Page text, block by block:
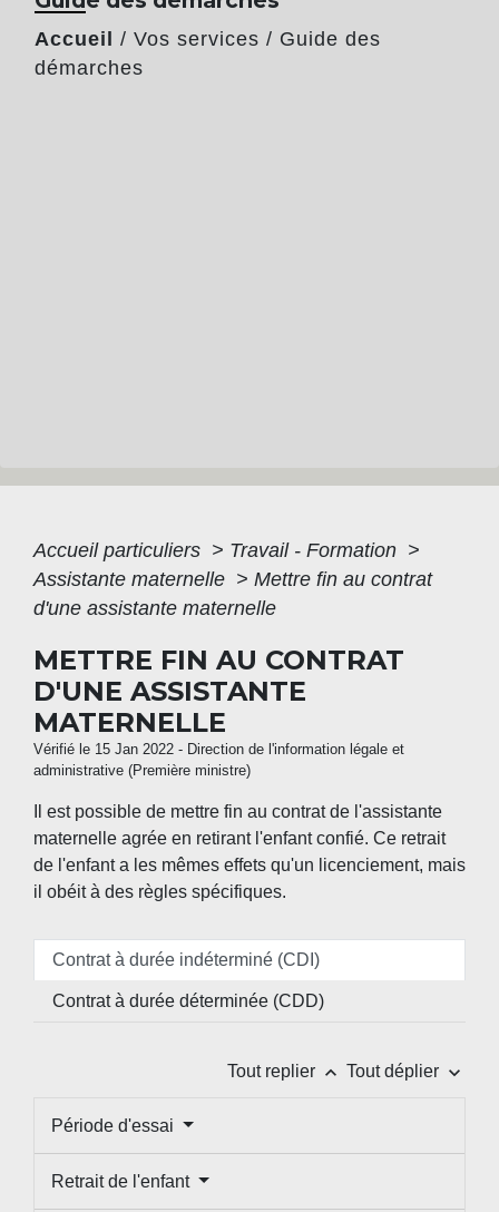
Accueil / Vos services / Guide des
démarches
Accueil particuliers > Travail - Formation >
Assistante maternelle > Mettre fin au contrat
d'une assistante maternelle
METTRE FIN AU CONTRAT
D'UNE ASSISTANTE
MATERNELLE
Vérifié le 15 Jan 2022 - Direction de l'information légale et
administrative (Première ministre)
Il est possible de mettre fin au contrat de l'assistante
maternelle agrée en retirant l'enfant confié. Ce retrait
de l'enfant a les mêmes effets qu'un licenciement, mais
il obéit à des règles spécifiques.
Contrat à durée indéterminé (CDI)
Contrat à durée déterminée (CDD)
Tout replier keyboard_arrow_up Tout déplier keyboard_arrow_down
Période d'essai
Retrait de l'enfant